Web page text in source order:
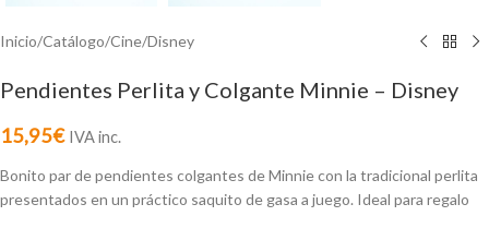
Inicio/Catálogo/Cine/Disney
Pendientes Perlita y Colgante Minnie – Disney
15,95€ IVA inc.
Bonito par de pendientes colgantes de Minnie con la tradicional perlita
presentados en un práctico saquito de gasa a juego. Ideal para regalo